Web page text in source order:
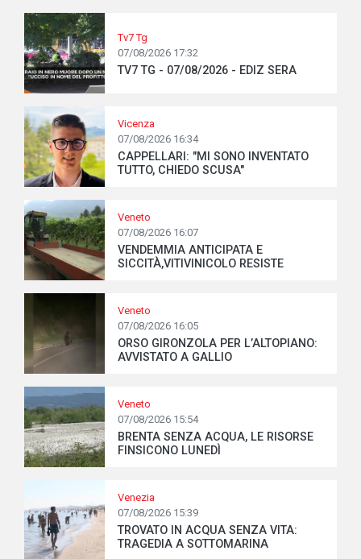
Tv7 Tg
07/08/2026 17:32
TV7 TG - 07/08/2026 - EDIZ SERA
Vicenza
07/08/2026 16:34
CAPPELLARI: "MI SONO INVENTATO
TUTTO, CHIEDO SCUSA"
Veneto
07/08/2026 16:07
VENDEMMIA ANTICIPATA E
SICCITÀ,VITIVINICOLO RESISTE
Veneto
07/08/2026 16:05
ORSO GIRONZOLA PER L’ALTOPIANO:
AVVISTATO A GALLIO
Veneto
07/08/2026 15:54
BRENTA SENZA ACQUA, LE RISORSE
FINSICONO LUNEDÌ
Venezia
07/08/2026 15:39
TROVATO IN ACQUA SENZA VITA:
TRAGEDIA A SOTTOMARINA